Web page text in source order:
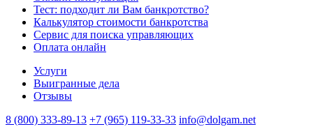
Тест: подходит ли Вам банкротство?
Калькулятор стоимости банкротства
Сервис для поиска управляющих
Оплата онлайн
Услуги
Выигранные дела
Отзывы
8 (800) 333-89-13 +7 (965) 119-33-33 info@dolgam.net